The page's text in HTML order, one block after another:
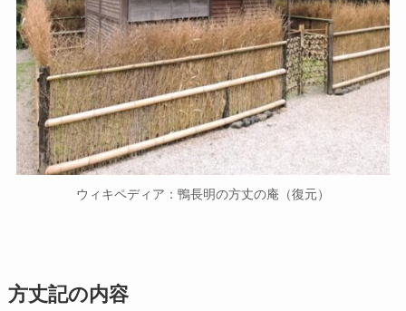
ウィキペディア：鴨長明の方丈の庵（復元）
方丈記の内容